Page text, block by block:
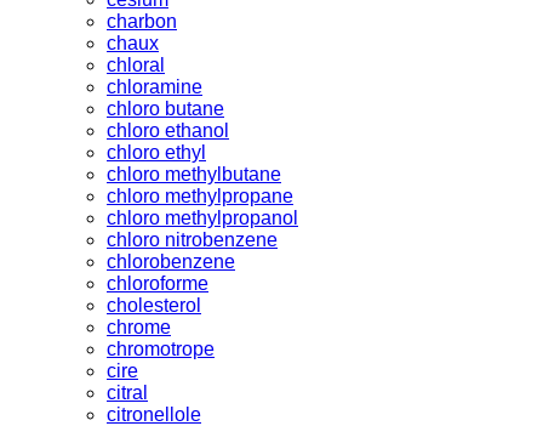
charbon
chaux
chloral
chloramine
chloro butane
chloro ethanol
chloro ethyl
chloro methylbutane
chloro methylpropane
chloro methylpropanol
chloro nitrobenzene
chlorobenzene
chloroforme
cholesterol
chrome
chromotrope
cire
citral
citronellole